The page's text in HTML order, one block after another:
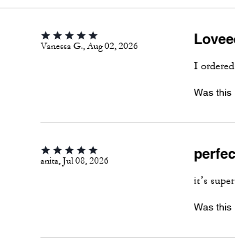
Vanessa G., Aug 02, 2026
I
Was this
anita, Jul 08, 2026
it’s
Was this